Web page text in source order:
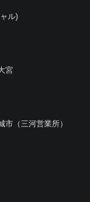
ル)
宮
（三河営業所）